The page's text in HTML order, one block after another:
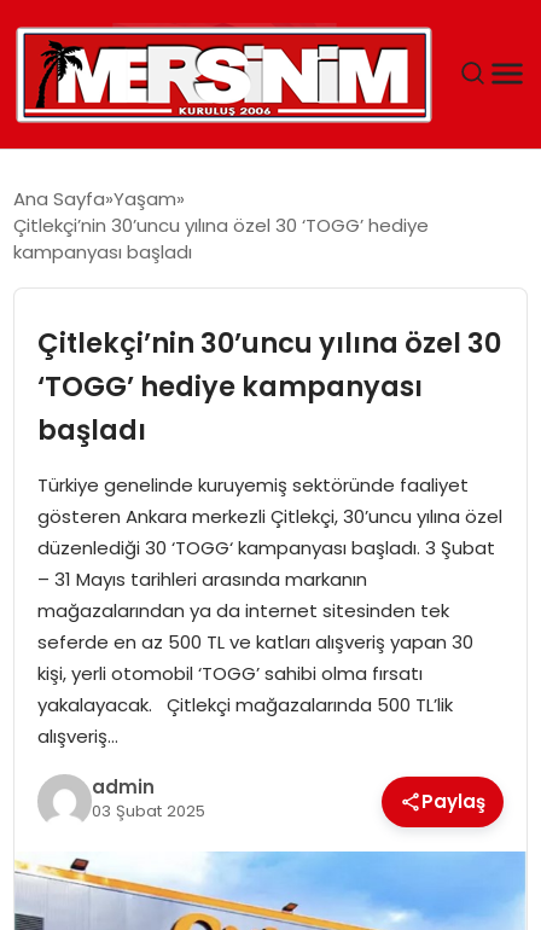
YAŞAM
SAĞLIK
EĞITIM
SPOR
EKONOMI
MAGAZIN
DÜNYA
OTOMOBIL
Ana Sayfa Yaşam
Çitlekçi’nin 30’uncu yılına özel 30 ‘TOGG’ hediye
kampanyası başladı
Çitlekçi’nin 30’uncu yılına özel 30
‘TOGG’ hediye kampanyası
başladı
Türkiye genelinde kuruyemiş sektöründe faaliyet
gösteren Ankara merkezli Çitlekçi, 30’uncu yılına özel
düzenlediği 30 ‘TOGG‘ kampanyası başladı. 3 Şubat
– 31 Mayıs tarihleri arasında markanın
mağazalarından ya da internet sitesinden tek
seferde en az 500 TL ve katları alışveriş yapan 30
kişi, yerli otomobil ‘TOGG’ sahibi olma fırsatı
yakalayacak. Çitlekçi mağazalarında 500 TL’lik
alışveriş…
admin
03 Şubat 2025 Paylaş